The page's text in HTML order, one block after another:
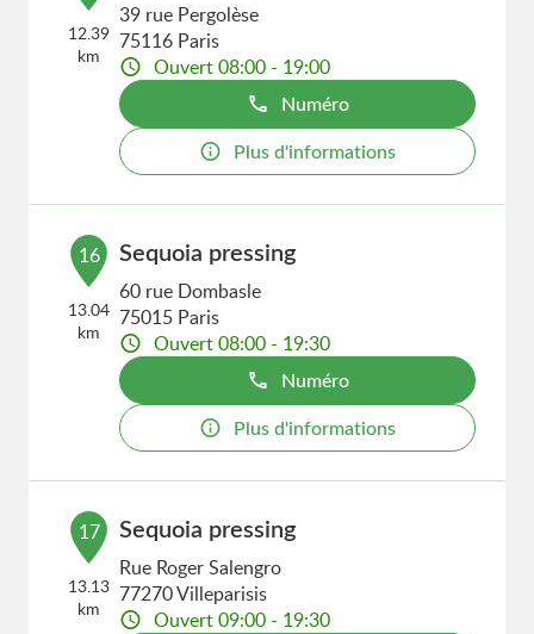
12.39
km
39 rue Pergolèse
75116 Paris
Ouvert 08:00 - 19:00
Numéro
Plus d'informations
16
13.04
km
Sequoia pressing
60 rue Dombasle
75015 Paris
Ouvert 08:00 - 19:30
Numéro
Plus d'informations
17
13.13
km
Sequoia pressing
Rue Roger Salengro
77270 Villeparisis
Ouvert 09:00 - 19:30